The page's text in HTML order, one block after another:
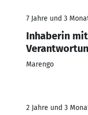
7 Jahre und 3
Inhaberin
Marengo
2 Jahre und 3